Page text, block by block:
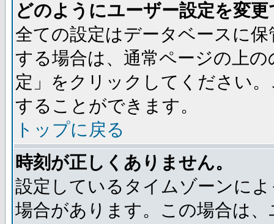
どのようにユーザー設定を変
全ての設定はデータベースに
する場合は、通常ページの上
定」をクリックしてください
することができます。
トップに戻る
時刻が正しくありません。
設定しているタイムゾーンに
場合があります。この場合は